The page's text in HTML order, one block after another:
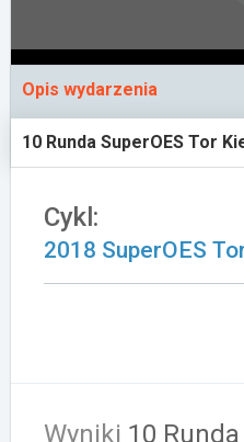
Załóż konto
Opis wydarzenia
10 Runda SuperOES Tor
Cykl:
2018 SuperOES
Wyniki 10